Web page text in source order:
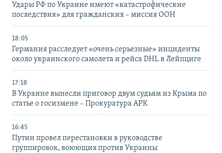
Удары РФ по Украине имеют «катастрофические
последствия» для гражданских – миссия ООН
18:05
Германия расследует «очень серьезные» инциденты
около украинского самолета и рейса DHL в Лейпциге
17:18
В Украине вынесли приговор двум судьям из Крыма по
статье о госизмене – Прокуратура АРК
16:45
Путин провел перестановки в руководстве
группировок, воюющих против Украины